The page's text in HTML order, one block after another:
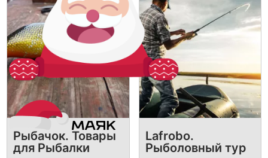
Рыбачок. Товары
для Рыбалки
Lafrobo.
Рыболовный тур